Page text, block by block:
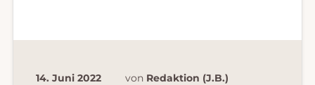
14. Juni 2022 von Redaktion (J.B.)